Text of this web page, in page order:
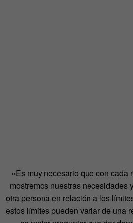
«Es muy necesario que con cada
mostremos nuestras necesidades
otra persona en relación a los
estos límites pueden variar de una